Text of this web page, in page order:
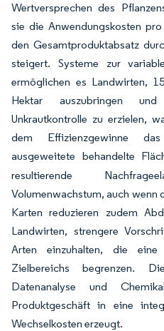
Wertversprechen des
sie die Anwendungskosten
den Gesamtproduktabsatz
steigert. Systeme zur
ermöglichen es Landwirten,
Hektar auszubringen
Unkrautkontrolle zu erzielen,
dem Effizienzgewinne
ausgeweitete behandelte
resultierende
Volumenwachstum, auch wenn
Karten reduzieren zudem
Landwirten, strengere
Arten einzuhalten, die eine
Zielbereichs begrenzen.
Datenanalyse und
Produktgeschäft in eine
Wechselkosten erzeugt.